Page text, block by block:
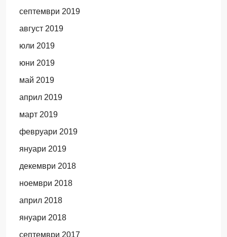
септември 2019
август 2019
юли 2019
юни 2019
май 2019
април 2019
март 2019
февруари 2019
януари 2019
декември 2018
ноември 2018
април 2018
януари 2018
септември 2017